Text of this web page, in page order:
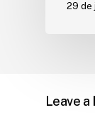
29 de
Leave a